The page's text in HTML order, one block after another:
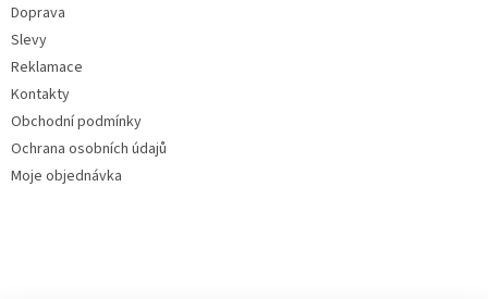
Doprava
Slevy
Reklamace
Kontakty
Obchodní podmínky
Ochrana osobních údajů
Moje objednávka